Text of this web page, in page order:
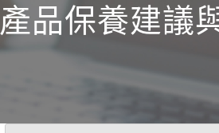
品保養建議